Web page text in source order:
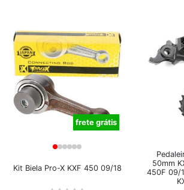
frete grátis
Kit Biela Pro-X KXF 450 09/18
50mm
450F 09/